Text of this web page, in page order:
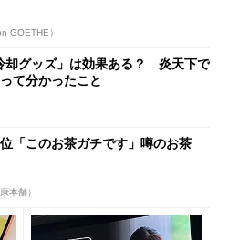
GOETHE）
却グッズ」は効果ある？ 炎天下で
て分かったこと
「このお茶ガチです」噂のお茶
本舗）